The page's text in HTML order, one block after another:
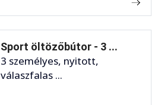
Sport öltözőbútor - 3 ...
3 személyes, nyitott,
válaszfalas ...